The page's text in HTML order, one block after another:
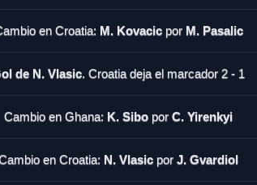
en Croatia: M. Kovacicpor M. Pasalic
de N. Vlasic. Croatia deja el marcador 2 - 1
Cambio en Ghana: K. Sibo por C. Yirenkyi
en Croatia: N. Vlasic por J. Gvardiol